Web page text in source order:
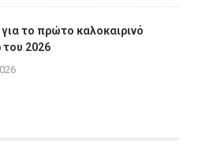
για το πρώτο καλοκαιρινό
του 2026